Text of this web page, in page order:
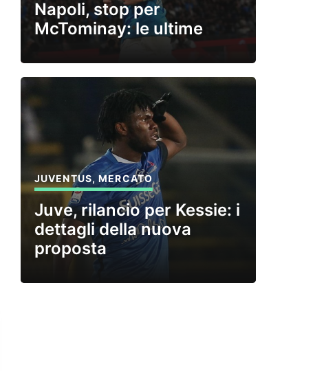
Napoli, stop per
McTominay: le ultime
JUVENTUS,MERCATO
Juve, rilancio per Kessie: i
dettagli della nuova
proposta